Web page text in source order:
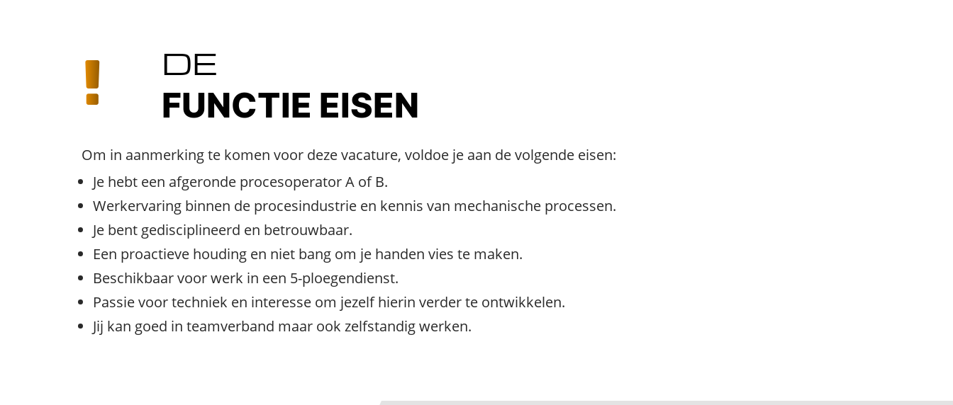
DE
FUNCTIE EISEN
Om in aanmerking te komen voor deze vacature, voldoe je aan de volgende eisen:
Je hebt een afgeronde procesoperator A of B.
Werkervaring binnen de procesindustrie en kennis van mechanische processen.
Je bent gedisciplineerd en betrouwbaar.
Een proactieve houding en niet bang om je handen vies te maken.
Beschikbaar voor werk in een 5-ploegendienst.
Passie voor techniek en interesse om jezelf hierin verder te ontwikkelen.
Jij kan goed in teamverband maar ook zelfstandig werken.